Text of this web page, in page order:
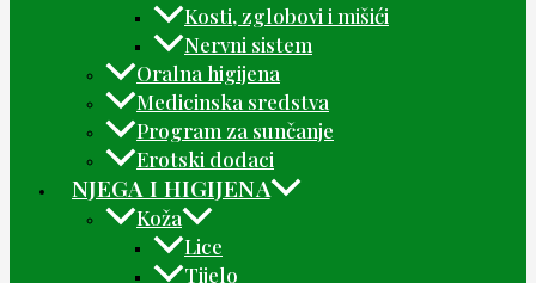
Kosti, zglobovi i mišići
Nervni sistem
Oralna higijena
Medicinska sredstva
Program za sunčanje
Erotski dodaci
NJEGA I HIGIJENA
Koža
Lice
Tijelo